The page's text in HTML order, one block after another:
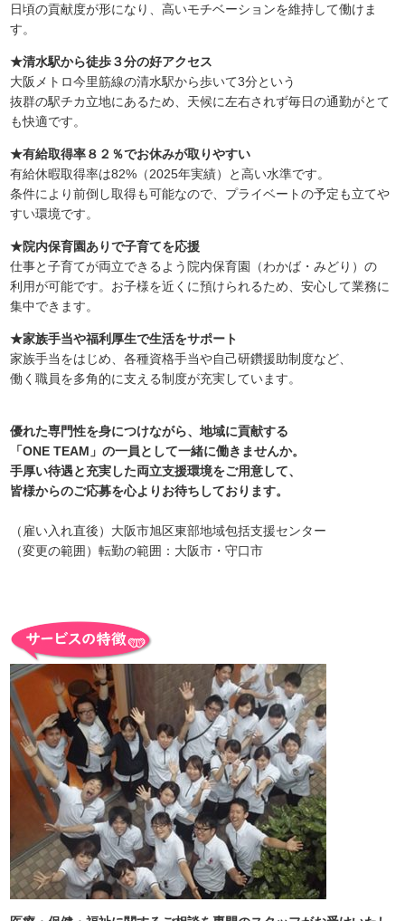
日頃の貢献度が形になり、高いモチベーションを維持して働けま
す。
★清水駅から徒歩３分の好アクセス
大阪メトロ今里筋線の清水駅から歩いて3分という
抜群の駅チカ立地にあるため、天候に左右されず毎日の通勤がとて
も快適です。
★有給取得率８２％でお休みが取りやすい
有給休暇取得率は82%（2025年実績）と高い水準です。
条件により前倒し取得も可能なので、プライベートの予定も立てや
すい環境です。
★院内保育園ありで子育てを応援
仕事と子育てが両立できるよう院内保育園（わかば・みどり）の
利用が可能です。お子様を近くに預けられるため、安心して業務に
集中できます。
★家族手当や福利厚生で生活をサポート
家族手当をはじめ、各種資格手当や自己研鑽援助制度など、
働く職員を多角的に支える制度が充実しています。
優れた専門性を身につけながら、地域に貢献する
「ONE TEAM」の一員として一緒に働きませんか。
手厚い待遇と充実した両立支援環境をご用意して、
皆様からのご応募を心よりお待ちしております。
（雇い入れ直後）大阪市旭区東部地域包括支援センター
（変更の範囲）転勤の範囲：大阪市・守口市